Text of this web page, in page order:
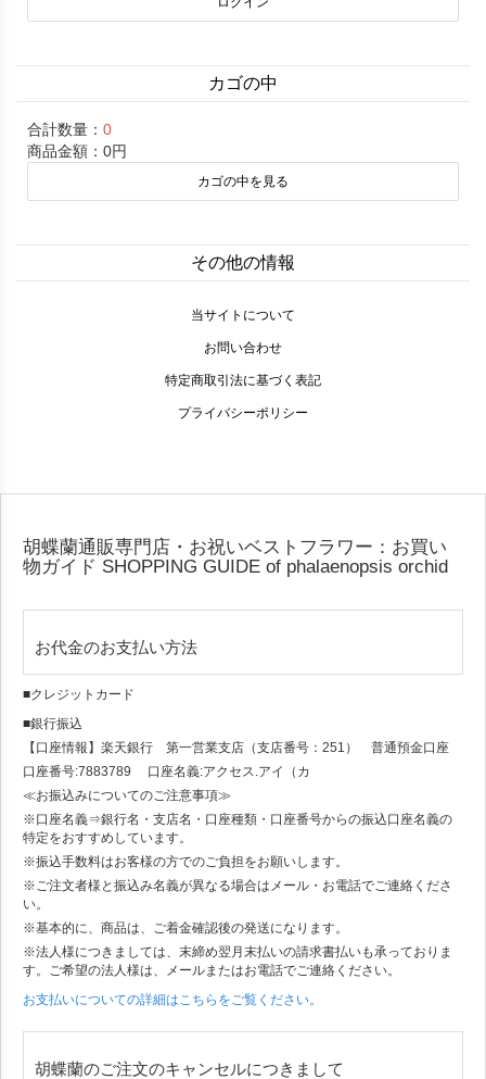
カゴの中
合計数量： 0
商品金額： 0円
カゴの中を見る
その他の情報
当サイトについて
お問い合わせ
特定商取引法に基づく表記
プライバシーポリシー
胡蝶蘭通販専門店・お祝いベストフラワー：お買い
物ガイド SHOPPING GUIDE of phalaenopsis orchid
お代金のお支払い方法
■クレジットカード
■銀行振込
【口座情報】楽天銀行 第一営業支店（支店番号：251） 普通預金口座
口座番号:7883789 口座名義:アクセス.アイ（カ
≪お振込みについてのご注意事項≫
※口座名義⇒銀行名・支店名・口座種類・口座番号からの振込口座名義の
特定をおすすめしています。
※振込手数料はお客様の方でのご負担をお願いします。
※ご注文者様と振込み名義が異なる場合はメール・お電話でご連絡くださ
い。
※基本的に、商品は、ご着金確認後の発送になります。
※法人様につきましては、末締め翌月末払いの請求書払いも承っておりま
す。ご希望の法人様は、メールまたはお電話でご連絡ください。
お支払いについての詳細はこちらをご覧ください。
胡蝶蘭のご注文のキャンセルにつきまして